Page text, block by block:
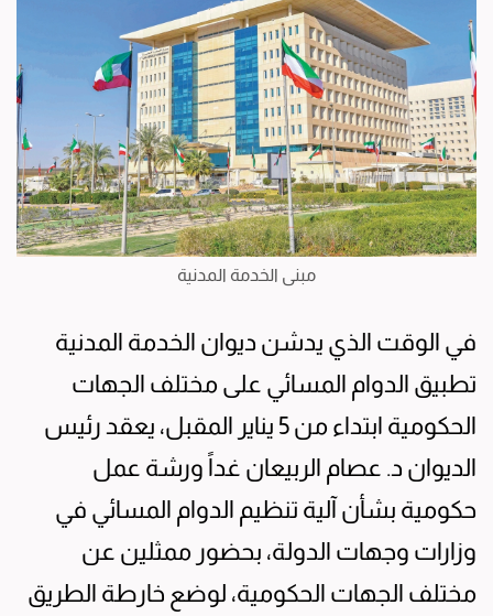
مبنى الخدمة المدنية
في الوقت الذي يدشن ديوان الخدمة المدنية
تطبيق الدوام المسائي على مختلف الجهات
الحكومية ابتداء من 5 يناير المقبل، يعقد رئيس
الديوان د. عصام الربيعان غداً ورشة عمل
حكومية بشأن آلية تنظيم الدوام المسائي في
وزارات وجهات الدولة، بحضور ممثلين عن
مختلف الجهات الحكومية، لوضع خارطة الطريق